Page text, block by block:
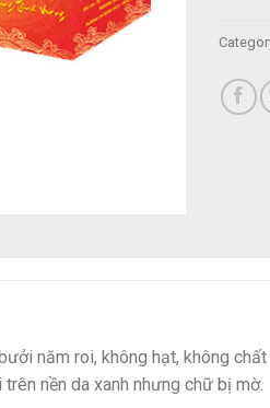
năm roi, không hạt, không
nền da xanh nhưng chữ bị mờ.